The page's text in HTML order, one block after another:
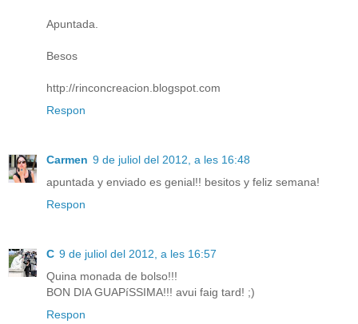
Apuntada.
Besos
http://rinconcreacion.blogspot.com
Respon
Carmen 9 de juliol del 2012, a les 16:48
apuntada y enviado es genial!! besitos y feliz semana!
Respon
C 9 de juliol del 2012, a les 16:57
Quina monada de bolso!!!
BON DIA GUAPíSSIMA!!! avui faig tard! ;)
Respon